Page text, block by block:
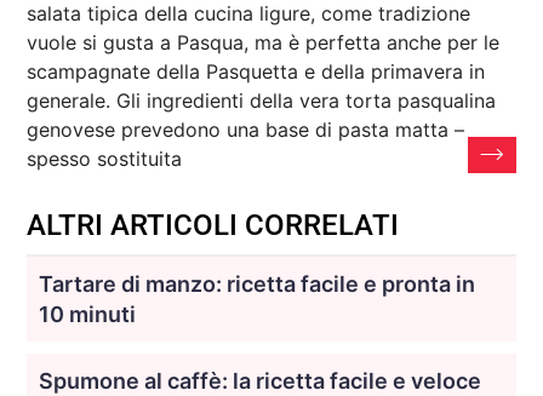
salata tipica della cucina ligure, come tradizione
vuole si gusta a Pasqua, ma è perfetta anche per le
scampagnate della Pasquetta e della primavera in
generale. Gli ingredienti della vera torta pasqualina
genovese prevedono una base di pasta matta –
spesso sostituita
ALTRI ARTICOLI CORRELATI
Tartare di manzo: ricetta facile e pronta in
10 minuti
Spumone al caffè: la ricetta facile e veloce